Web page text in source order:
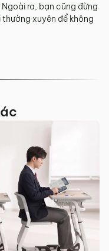
ra, bạn cũng đừng
xuyên để không